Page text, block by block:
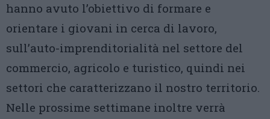
hanno avuto l’obiettivo di formare e
orientare i giovani in cerca di lavoro,
sull’auto-imprenditorialità nel settore del
commercio, agricolo e turistico, quindi nei
settori che caratterizzano il nostro territorio.
Nelle prossime settimane inoltre verrà